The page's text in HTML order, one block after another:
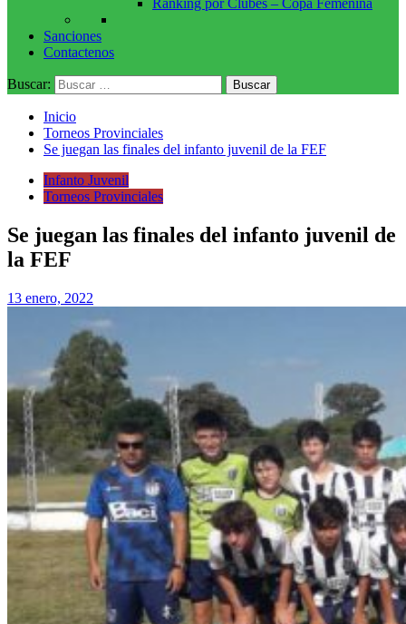
Ranking por Clubes – Copa Femenina
Sanciones
Contactenos
Buscar:
Inicio
Torneos Provinciales
Se juegan las finales del infanto juvenil de la FEF
Infanto Juvenil
Torneos Provinciales
Se juegan las finales del infanto juvenil de
la FEF
13 enero, 2022